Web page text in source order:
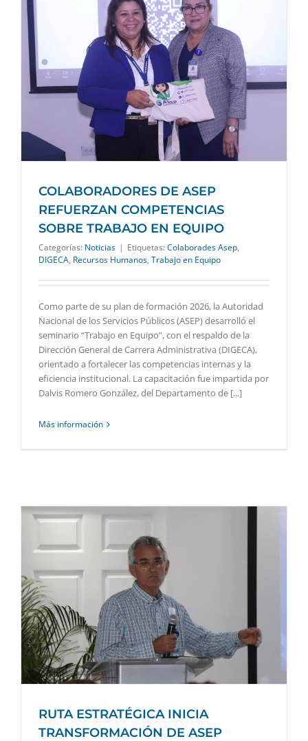
COLABORADORES DE ASEP
REFUERZAN COMPETENCIAS
SOBRE TRABAJO EN EQUIPO
Categorías: Noticias | Etiquetas: Colaborades Asep,
DIGECA, Recursos Humanos, Trabajo en Equipo
Como parte de su plan de formación 2026, la Autoridad
Nacional de los Servicios Públicos (ASEP) desarrolló el
seminario “Trabajo en Equipo”, con el respaldo de la
Dirección General de Carrera Administrativa (DIGECA),
orientado a fortalecer las competencias internas y la
eficiencia institucional. La capacitación fue impartida por
Dalvis Romero González, del Departamento de [...]
Más información
RUTA ESTRATÉGICA INICIA
TRANSFORMACIÓN DE ASEP